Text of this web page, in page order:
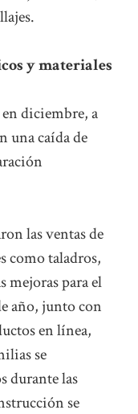
y materiales
en diciembre, a
una caída de
las ventas de
como taladros,
mejoras para el
año, junto con
en línea,
se
durante las
se